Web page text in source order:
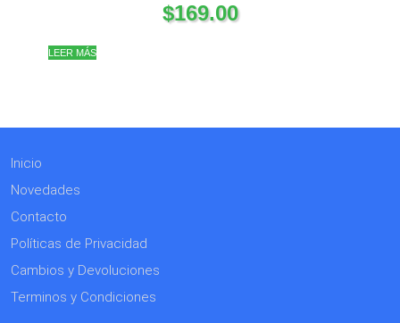
$169.00
LEER MÁS
Inicio
Novedades
Contacto
Políticas de Privacidad
Cambios y Devoluciones
Terminos y Condiciones